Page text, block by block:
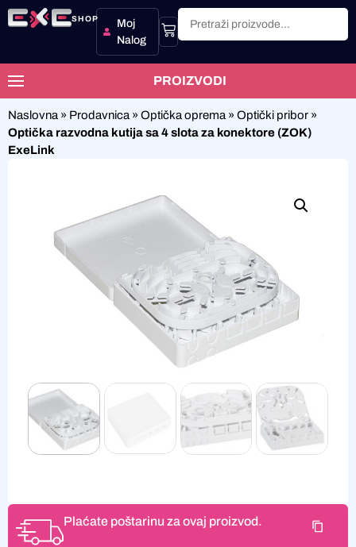
SHOP
Moj
Nalog
PROIZVODI
Naslovna » Prodavnica » Optička oprema » Optički pribor »
Optička razvodna kutija sa 4 slota za konektore (ZOK)
ExeLink
Plaćate poštarinu za ovaj proizvod.